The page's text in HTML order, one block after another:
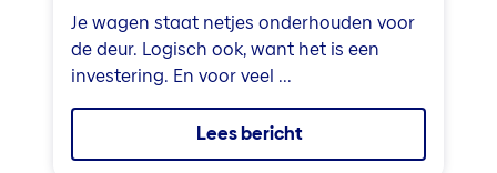
Je wagen staat netjes onderhouden voor
de deur. Logisch ook, want het is een
investering. En voor veel ...
Lees bericht